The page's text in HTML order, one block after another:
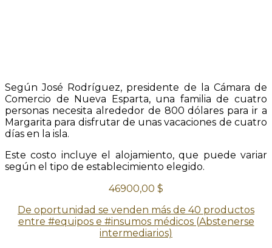
Según José Rodríguez, presidente de la Cámara de
Comercio de Nueva Esparta, una familia de cuatro
personas necesita alrededor de 800 dólares para ir a
Margarita para disfrutar de unas vacaciones de cuatro
días en la isla.
Este costo incluye el alojamiento, que puede variar
según el tipo de establecimiento elegido.
46900,00 $
De oportunidad se venden más de 40 productos
entre #equipos e #insumos médicos (Abstenerse
intermediarios)